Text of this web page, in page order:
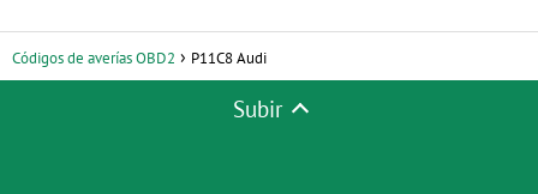
Códigos de averías OBD2 P11C8 Audi
Subir